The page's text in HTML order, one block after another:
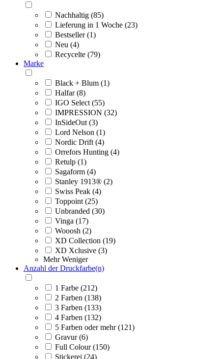
Nachhaltig (85)
Lieferung in 1 Woche (23)
Bestseller (1)
Neu (4)
Recycelte (79)
Marke
Black + Blum (1)
Halfar (8)
IGO Select (55)
IMPRESSION (32)
InSideOut (3)
Lord Nelson (1)
Nordic Drift (4)
Orrefors Hunting (4)
Retulp (1)
Sagaform (4)
Stanley 1913® (2)
Swiss Peak (4)
Toppoint (25)
Unbranded (30)
Vinga (17)
Wooosh (2)
XD Collection (19)
XD Xclusive (3)
Mehr Weniger
Anzahl der Druckfarbe(n)
1 Farbe (212)
2 Farben (138)
3 Farben (133)
4 Farben (132)
5 Farben oder mehr (121)
Gravur (6)
Full Colour (150)
Stickerei (24)